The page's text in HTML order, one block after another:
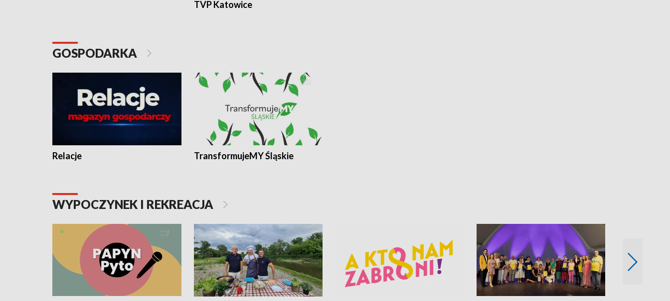
TVP Katowice
GOSPODARKA
Relacje TransformujeMY Śląskie
WYPOCZYNEK I REKREACJA